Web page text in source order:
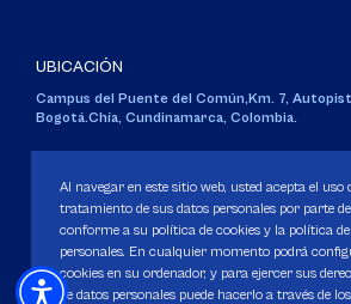
UBICACIÓN
Campus del Puente del Común,Km. 7,
Bogotá.Chía, Cundinamarca, Colombia.
Personería Jurídica:Resolución 130 del 14 de
Ministerio de Educación Nacional.
Al navegar en este sitio web, usted acepta el uso
tratamiento de sus datos personales por parte
conforme a su política de cookies y la política
personales. En cualquier momento podrá
cookies en su ordenador, y para ejercer sus
de datos personales puede hacerlo a través de